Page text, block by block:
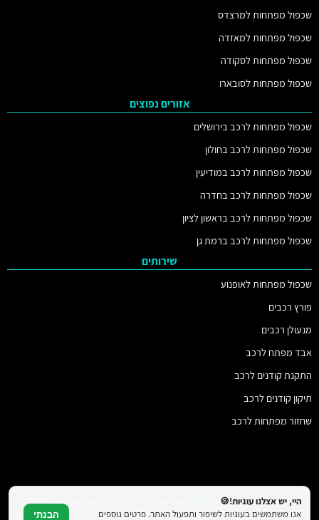
שכפול מפתחות למרצדס
שכפול מפתחות למאזדה
שכפול מפתחות לסקודה
שכפול מפתחות לסובארו
אזורים נפוצים
שכפול מפתחות לרכב בירושלים
שכפול מפתחות לרכב בחולון
שכפול מפתחות לרכב במודיעין
שכפול מפתחות לרכב בחדרה
שכפול מפתחות לרכב בראשון לציון
שכפול מפתחות לרכב ברמת גן
שירותים
שכפול מפתחות לאופנוע
פורץ רכבים
מנעולן רכבים
אבד מפתח לרכב
התקנת קודנים לרכב
תיקון קודנים לרכב
שחזור מפתחות לרכב
vs.key.co.il@gmail.com | טלפון: 077-4706319
היי, יש אצלנו עוגיות!🍪
אנו משתמשים בעוגיות לשיפור ותפעול האתר. פרטים נוספים
הבנתי